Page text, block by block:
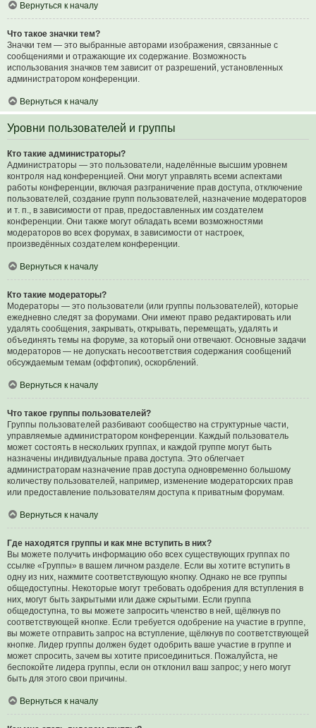
Вернуться к началу
Что такое значки тем?
Значки тем — это выбранные авторами изображения, связанные с
сообщениями и отражающие их содержание. Возможность
использования значков тем зависит от разрешений, установленных
администратором конференции.
Вернуться к началу
Уровни пользователей и группы
Кто такие администраторы?
Администраторы — это пользователи, наделённые высшим уровнем
контроля над конференцией. Они могут управлять всеми аспектами
работы конференции, включая разграничение прав доступа, отключение
пользователей, создание групп пользователей, назначение модераторов
и т. п., в зависимости от прав, предоставленных им создателем
конференции. Они также могут обладать всеми возможностями
модераторов во всех форумах, в зависимости от настроек,
произведённых создателем конференции.
Вернуться к началу
Кто такие модераторы?
Модераторы — это пользователи (или группы пользователей), которые
ежедневно следят за форумами. Они имеют право редактировать или
удалять сообщения, закрывать, открывать, перемещать, удалять и
объединять темы на форуме, за который они отвечают. Основные задачи
модераторов — не допускать несоответствия содержания сообщений
обсуждаемым темам (оффтопик), оскорблений.
Вернуться к началу
Что такое группы пользователей?
Группы пользователей разбивают сообщество на структурные части,
управляемые администратором конференции. Каждый пользователь
может состоять в нескольких группах, и каждой группе могут быть
назначены индивидуальные права доступа. Это облегчает
администраторам назначение прав доступа одновременно большому
количеству пользователей, например, изменение модераторских прав
или предоставление пользователям доступа к приватным форумам.
Вернуться к началу
Где находятся группы и как мне вступить в них?
Вы можете получить информацию обо всех существующих группах по
ссылке «Группы» в вашем личном разделе. Если вы хотите вступить в
одну из них, нажмите соответствующую кнопку. Однако не все группы
общедоступны. Некоторые могут требовать одобрения для вступления в
них, могут быть закрытыми или даже скрытыми. Если группа
общедоступна, то вы можете запросить членство в ней, щёлкнув по
соответствующей кнопке. Если требуется одобрение на участие в группе,
вы можете отправить запрос на вступление, щёлкнув по соответствующей
кнопке. Лидер группы должен будет одобрить ваше участие в группе и
может спросить, зачем вы хотите присоединиться. Пожалуйста, не
беспокойте лидера группы, если он отклонил ваш запрос; у него могут
быть для этого свои причины.
Вернуться к началу